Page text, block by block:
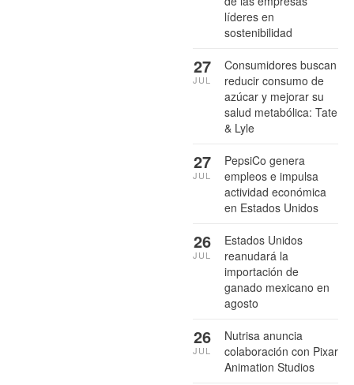
líderes en
sostenibilidad
Consumidores buscan
reducir consumo de
azúcar y mejorar su
salud metabólica: Tate
& Lyle
27
JUL
PepsiCo genera
empleos e impulsa
actividad económica
en Estados Unidos
27
JUL
Estados Unidos
reanudará la
importación de
ganado mexicano en
agosto
26
JUL
Nutrisa anuncia
colaboración con Pixar
Animation Studios
26
JUL